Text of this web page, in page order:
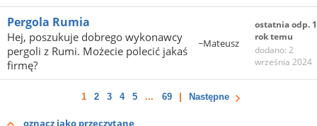
Pergola Rumia
Hej, poszukuje dobrego wykonawcy
pergoli z Rumi. Możecie polecić jakaś
firmę?
~Mateusz
ostatnia odp. 1
rok temu
dodano: 2
września 2024
1 2 3 4 5 ... 69 Następne
oznacz jako przeczytane